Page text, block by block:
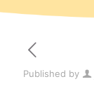
Published by